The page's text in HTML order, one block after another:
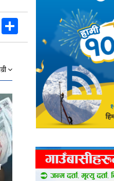
Copy Share